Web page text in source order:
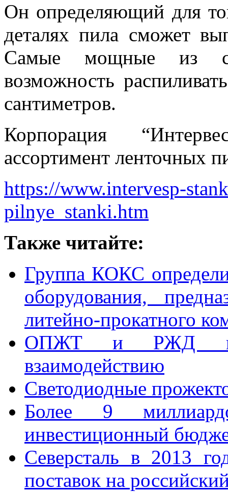
Он определяющий для
деталях пила сможет
Самые мощные из
возможность
сантиметров.
Корпорация
ассортимент ленточных
https://www.intervesp-
pilnye_stanki.htm
Также читайте:
Группа КОКС
оборудования,
литейно-прокатного
ОПЖТ и РЖД
взаимодействию
Светодиодные
Более 9
инвестиционный
Северсталь в 2013
поставок на